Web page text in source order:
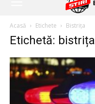
Acasă Etichete Bistrița
Etichetă: bistrița